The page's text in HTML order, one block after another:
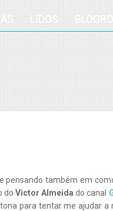
pensando também em
do Victor Almeidado canal
para tentar me ajudar a